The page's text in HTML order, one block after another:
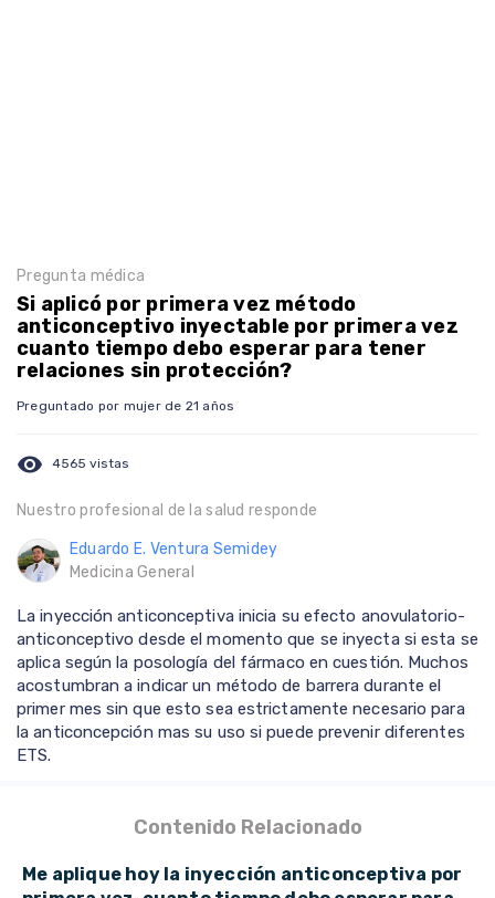
Pregunta médica
Si aplicó por primera vez método
anticonceptivo inyectable por primera vez
cuanto tiempo debo esperar para tener
relaciones sin protección?
Preguntado por mujer de 21 años
visibility 4565 vistas
Nuestro profesional de la salud responde
Eduardo E. Ventura Semidey
Medicina General
La inyección anticonceptiva inicia su efecto anovulatorio-
anticonceptivo desde el momento que se inyecta si esta se
aplica según la posología del fármaco en cuestión. Muchos
acostumbran a indicar un método de barrera durante el
primer mes sin que esto sea estrictamente necesario para
la anticoncepción mas su uso si puede prevenir diferentes
ETS.
Contenido Relacionado
Me aplique hoy la inyección anticonceptiva por